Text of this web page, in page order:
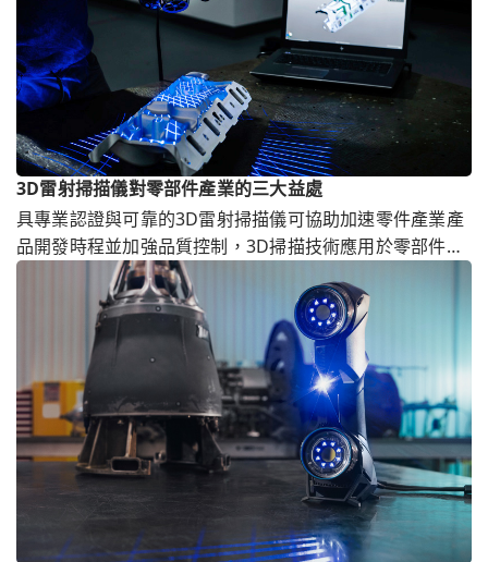
3D雷射掃描儀對零部件產業的三大益處
具專業認證與可靠的3D雷射掃描儀可協助加速零件產業產
品開發時程並加強品質控制，3D掃描技術應用於零部件市
場已成趨勢。